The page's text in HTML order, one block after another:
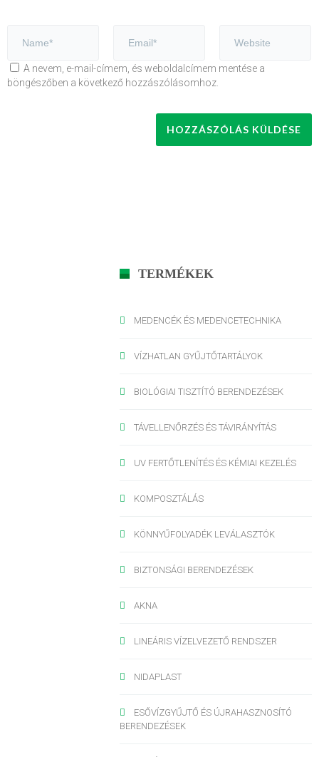
A nevem, e-mail-címem, és weboldalcímem mentése a
böngészőben a következő hozzászólásomhoz.
TERMÉKEK
MEDENCÉK ÉS MEDENCETECHNIKA
VÍZHATLAN GYŰJTŐTARTÁLYOK
BIOLÓGIAI TISZTÍTÓ BERENDEZÉSEK
TÁVELLENŐRZÉS ÉS TÁVIRÁNYÍTÁS
UV FERTŐTLENÍTÉS ÉS KÉMIAI KEZELÉS
KOMPOSZTÁLÁS
KÖNNYŰFOLYADÉK LEVÁLASZTÓK
BIZTONSÁGI BERENDEZÉSEK
AKNA
LINEÁRIS VÍZELVEZETŐ RENDSZER
NIDAPLAST
ESŐVÍZGYŰJTŐ ÉS ÚJRAHASZNOSÍTÓ
BERENDEZÉSEK